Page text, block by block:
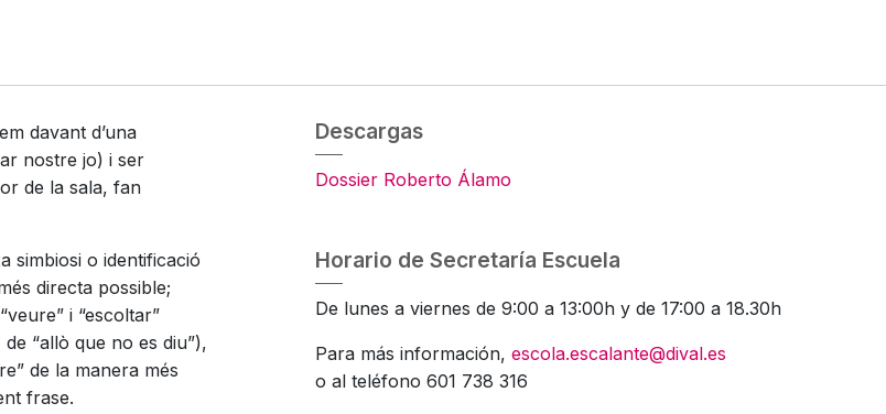
davant d’una
nostre jo) i ser
de la sala, fan
simbiosi o identificació
directa possible;
i “escoltar”
“allò que no es diu”),
de la manera més
frase.
Descargas
Dossier Roberto Álamo
Horario de Secretaría Escuela
De lunes a viernes de 9:00 a 13:00h y de 17:00 a 18.30h
Para más información, escola.escalante@dival.es
o al teléfono 601 738 316